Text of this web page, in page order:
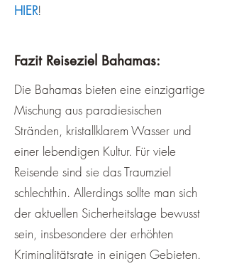
HIER!
Fazit Reiseziel Bahamas:
Die Bahamas bieten eine einzigartige
Mischung aus paradiesischen
Stränden, kristallklarem Wasser und
einer lebendigen Kultur. Für viele
Reisende sind sie das Traumziel
schlechthin. Allerdings sollte man sich
der aktuellen Sicherheitslage bewusst
sein, insbesondere der erhöhten
Kriminalitätsrate in einigen Gebieten.